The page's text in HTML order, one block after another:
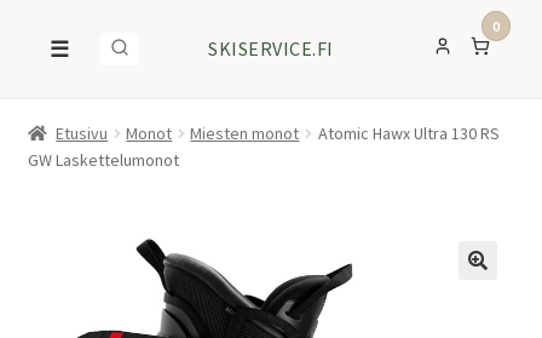
☰ SKISERVICE.FI
0
Etusivu Monot Miesten monot
Atomic Hawx Ultra 130 RS
GW Laskettelumonot